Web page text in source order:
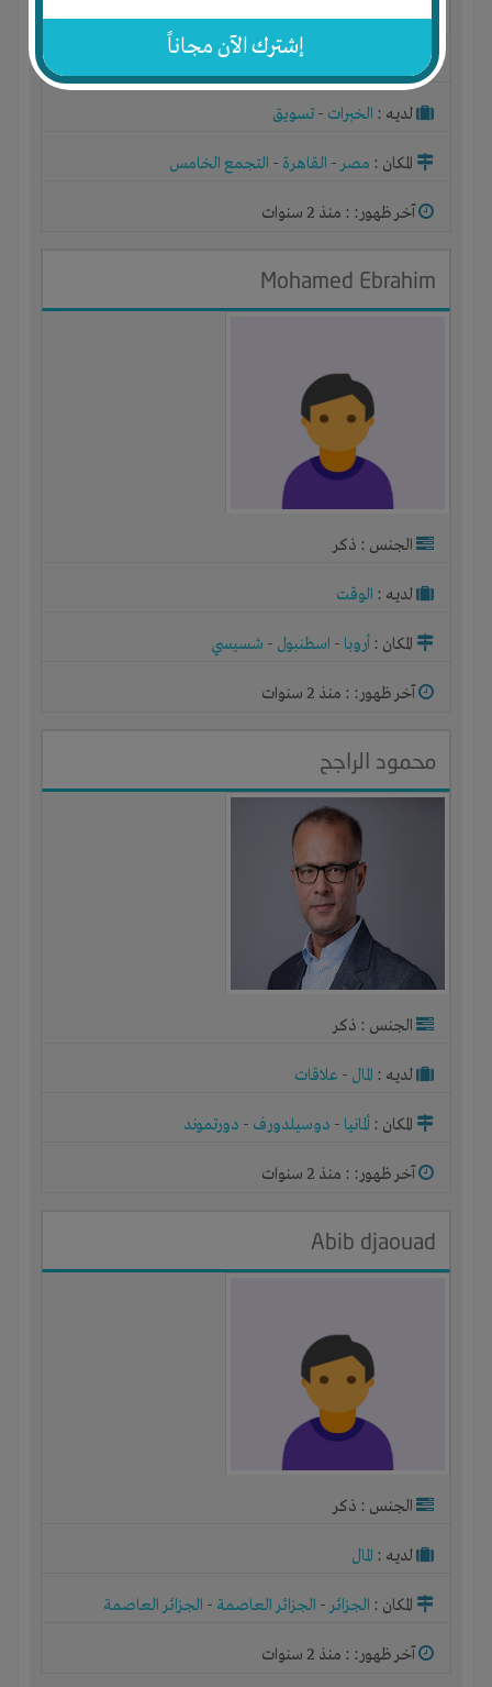
إشترك الآن مجاناً
لديـه : الخبرات - تسويق
المكان : مصر- القاهرة - التجمع الخامس
آخر ظهور: : منذ 2 سنوات
Mohamed Ebrahim
الجنس : ذكر
لديـه : الوقت
المكان : أروبا - اسطنبول - شسيسي
آخر ظهور: : منذ 2 سنوات
محمود الراجح
الجنس : ذكر
لديـه : المال - علاقات
المكان : ألمانيا - دوسيلدورف - دورتموند
آخر ظهور: : منذ 2 سنوات
Abib djaouad
الجنس : ذكر
لديـه : المال
المكان : الجزائر- الجزائر العاصمة - الجزائر العاصمة
آخر ظهور: : منذ 2 سنوات